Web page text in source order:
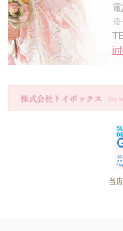
※
当